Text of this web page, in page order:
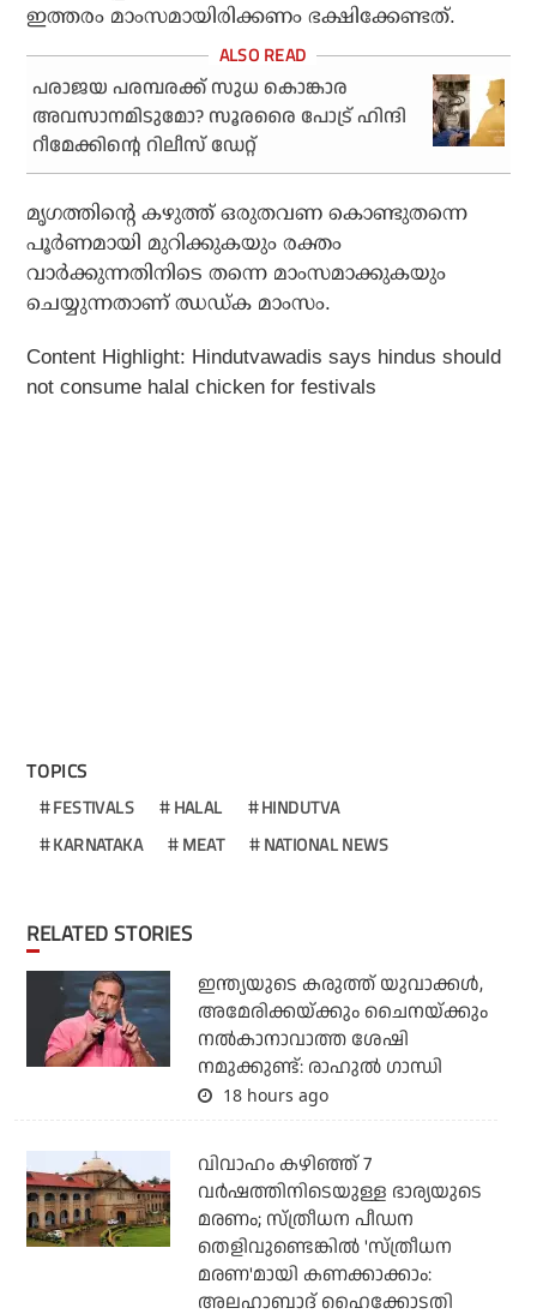
ഇത്തരം മാംസമായിരിക്കണം ഭക്ഷിക്കേണ്ടത്.
പരാജയ പരമ്പരക്ക് സുധ കൊങ്കാര
അവസാനമിടുമോ? സൂരരൈ പോട്ര് ഹിന്ദി
റീമേക്കിന്റെ റിലീസ് ഡേറ്റ്
മൃഗത്തിന്റെ കഴുത്ത് ഒരുതവണ കൊണ്ടുതന്നെ
പൂര്‍ണമായി മുറിക്കുകയും രക്തം
വാര്‍ക്കുന്നതിനിടെ തന്നെ മാംസമാക്കുകയും
ചെയ്യുന്നതാണ് ഝഡ്ക മാംസം.
Content Highlight: Hindutvawadis says hindus should
not consume halal chicken for festivals
TOPICS
FESTIVALS HALAL
HINDUTVA
KARNATAKA
MEAT NATIONAL NEWS
RELATED STORIES
ഇന്ത്യയുടെ കരുത്ത് യുവാക്കള്‍,
അമേരിക്കയ്ക്കും ചൈനയ്ക്കും
നല്‍കാനാവാത്ത ശേഷി
നമുക്കുണ്ട്: രാഹുല്‍ ഗാന്ധി
18 hours ago
വിവാഹം കഴിഞ്ഞ് 7
വര്‍ഷത്തിനിടെയുള്ള ഭാര്യയുടെ
മരണം; സ്ത്രീധന പീഡന
തെളിവുണ്ടെങ്കില്‍ 'സ്ത്രീധന
മരണ'മായി കണക്കാക്കാം:
അലഹാബാദ് ഹൈക്കോടതി